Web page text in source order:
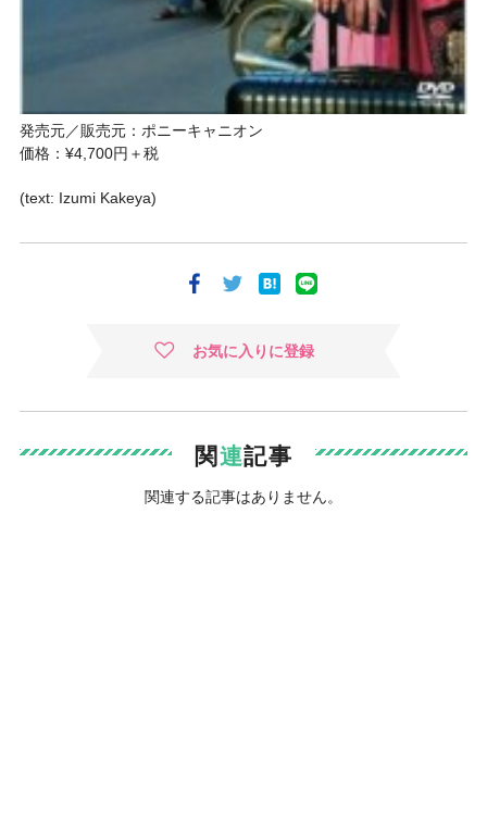
発売元／販売元：ポニーキャニオン
価格：¥4,700円＋税
(text: Izumi Kakeya)
お気に入りに登録
関連記事
関連する記事はありません。